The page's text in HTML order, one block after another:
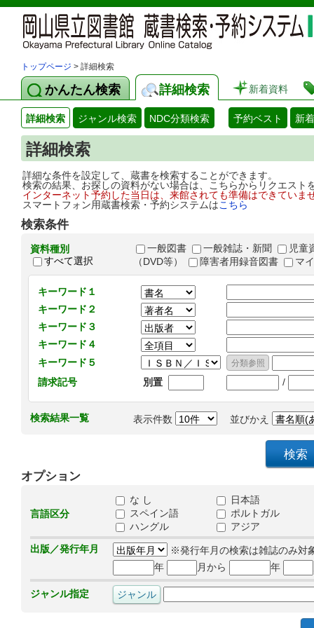
トップページ > 詳細検索
かんたん検索 詳細検索 新着資料
詳細検索 ジャンル検索 NDC分類検索 予約ベスト 新
詳細検索
詳細な条件を設定して、蔵書を検索することができます。
検索の結果、お探しの資料がない場合は、こちらからリクエス
インターネット予約した当日は、来館されても準備はできてい
スマートフォン用蔵書検索・予約システムはこちら
検索条件
資料種別
すべて選択
一般図書 一般雑誌・新聞
児童
（DVD等）
障害者用録音図書 マ
キーワード１
キーワード２
キーワード３
キーワード４
キーワード５
請求記号
別置 /
検索結果一覧 表示件数 並びかえ
オプション
言語区分
な し
日本語
スペイン語
ポルトガル
ハングル
アジア
出版／発行年月
※発行年月の検索は雑誌のみ対
年
月から 年
ジャンル指定